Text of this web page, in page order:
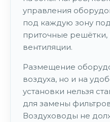
управления
под каждую зону
приточные решётки,
вентиляции.
Размещение
воздуха, но и на
установки нельзя
для замены
Воздуховоды не